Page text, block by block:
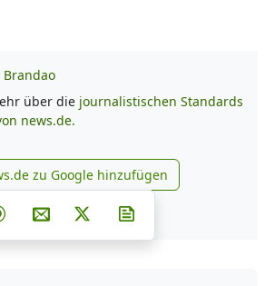
Brandao
über die journalistischen Standards
news.de.
news.de zu Google
zu Google hinzufügen
Teilen auf Facebook
Teilen auf Whatsapp
Teilen auf Telegram
Teilen auf Pinterest
Per E-Mail teilen
Post auf X